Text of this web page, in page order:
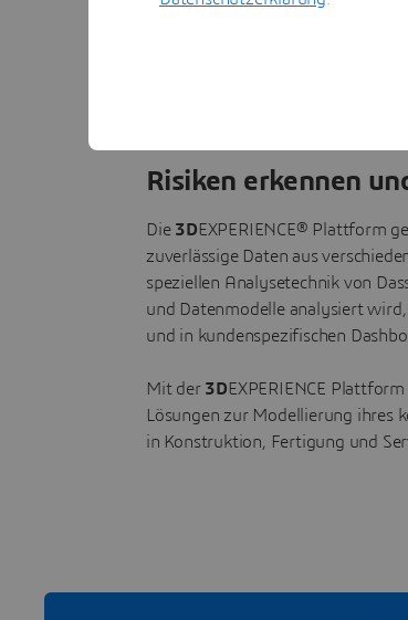
Risiken erkennen
Die 3DEXPERIENCE® Plattform
zuverlässige Daten aus
speziellen Analysetechnik von
und Datenmodelle analysiert
und in kundenspezifischen
Mit der 3DEXPERIENCE
Lösungen zur Modellierung ihres
in Konstruktion, Fertigung und